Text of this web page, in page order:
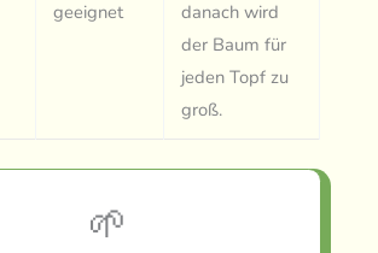
geeignet
danach wird
der Baum für
jeden Topf zu
groß.
🌱